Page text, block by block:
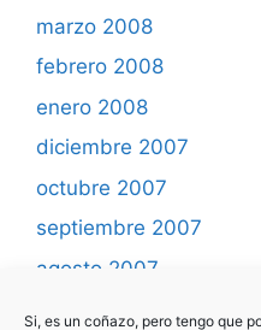
Si, es un coñazo, pero tengo que
marzo 2008
febrero 2008
enero 2008
diciembre 2007
octubre 2007
septiembre 2007
agosto 2007